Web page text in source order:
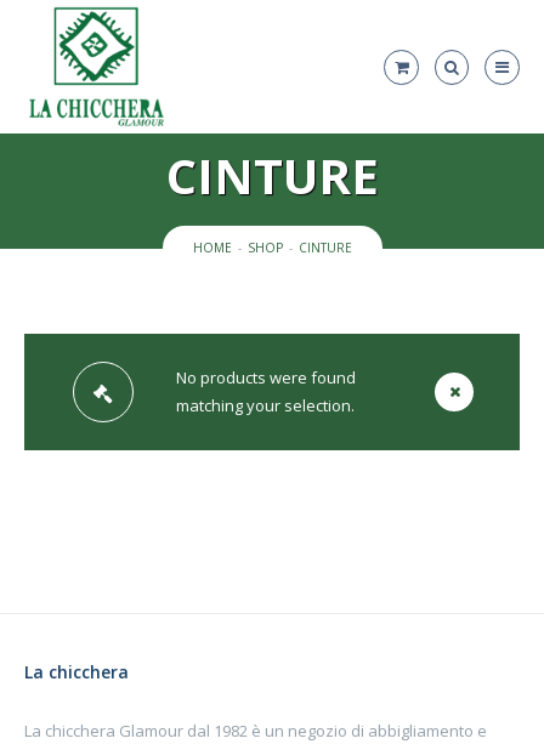
CINTURE
HOME SHOP CINTURE
No products were found
matching your selection.
La chicchera
La chicchera Glamour dal 1982 è un negozio di abbigliamento e